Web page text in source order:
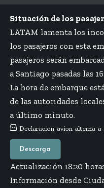
Situación de los
LATAM lamenta los
los pasajeros con esta
pasajeros serán
a Santiago pasadas las
La hora de embarque
de las autoridades
a último minuto.
Declaracion-avion-alterna-
Descarga
Actualización 18:20
Información desde